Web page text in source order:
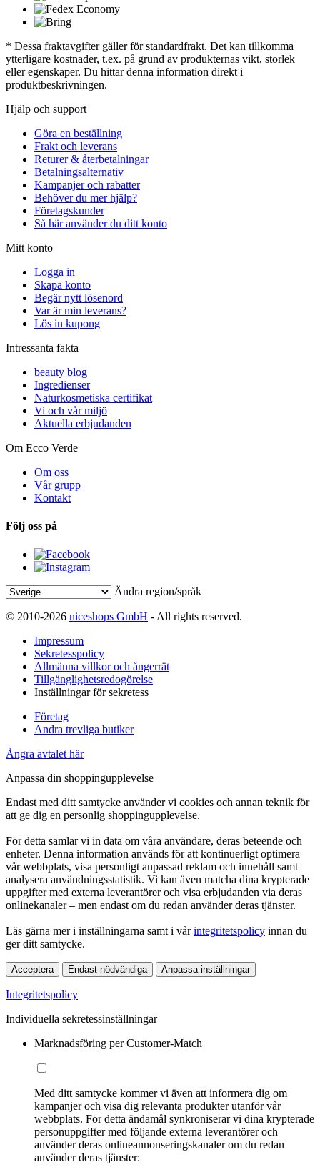
* Dessa fraktavgifter gäller för standardfrakt. Det kan tillkomma
ytterligare kostnader, t.ex. på grund av produkternas vikt, storlek
eller egenskaper. Du hittar denna information direkt i
produktbeskrivningen.
Hjälp och support
Göra en beställning
Frakt och leverans
Returer & återbetalningar
Betalningsalternativ
Kampanjer och rabatter
Behöver du mer hjälp?
Företagskunder
Så här använder du ditt konto
Mitt konto
Logga in
Skapa konto
Begär nytt lösenord
Var är min leverans?
Lös in kupong
Intressanta fakta
beauty blog
Ingredienser
Naturkosmetiska certifikat
Vi och vår miljö
Aktuella erbjudanden
Om Ecco Verde
Om oss
Vår grupp
Kontakt
Följ oss på
Ändra region/språk
© 2010-2026 niceshops GmbH - All rights reserved.
Impressum
Sekretesspolicy
Allmänna villkor och ångerrät
Tillgänglighetsredogörelse
Inställningar för sekretess
Företag
Andra trevliga butiker
Ångra avtalet här
Anpassa din shoppingupplevelse
Endast med ditt samtycke använder vi cookies och annan teknik för
att ge dig en personlig shoppingupplevelse.
För detta samlar vi in data om våra användare, deras beteende och
enheter. Denna information används för att kontinuerligt optimera
vår webbplats, visa personligt anpassad reklam och innehåll samt
analysera användningsstatistik. Vi kan även matcha dina krypterade
uppgifter med externa leverantörer och visa erbjudanden via deras
onlinekanaler – men endast om du redan använder deras tjänster.
Läs gärna mer i inställningarna samt i vårintegritetspolicy innan du
ger ditt samtycke.
Acceptera Endast nödvändiga Anpassa inställningar
Integritetspolicy
Individuella sekretessinställningar
Marknadsföring per Customer-Match
Med ditt samtycke kommer vi även att informera dig om
kampanjer och visa dig relevanta produkter utanför vår
webbplats. För detta ändamål synkroniserar vi dina krypterade
personuppgifter med följande externa leverantörer och
använder deras onlineannonseringskanaler om du redan
använder deras tjänster: